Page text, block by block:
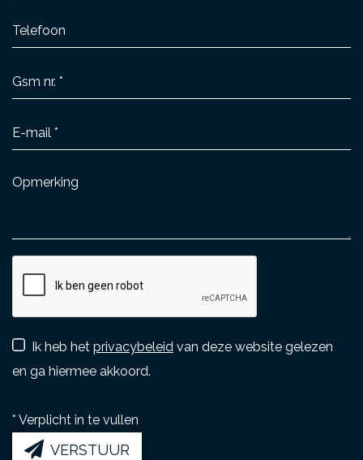
Ik heb het privacybeleid van deze website gelezen
en ga hiermee akkoord.
* Verplicht in te vullen
VERSTUUR